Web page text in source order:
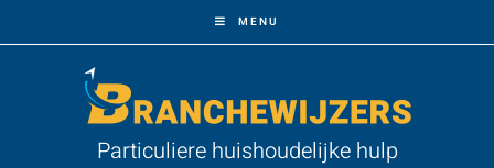
MENU
Particuliere huishoudelijke hulp